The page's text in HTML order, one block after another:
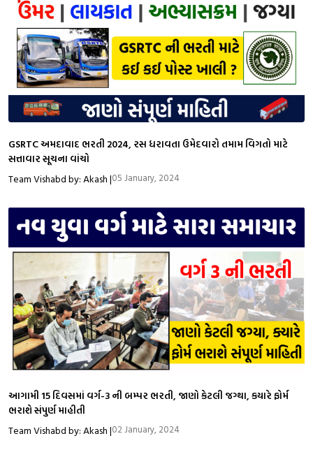
GSRTC અમદાવાદ ભરતી 2024, રસ ધરાવતા ઉમેદવારો તમામ વિગતો માટે
સત્તાવાર સૂચના વાંચો
Team Vishabd by: Akash |05 January, 2024
આગામી 15 દિવસમાં વર્ગ-3 ની બમ્પર ભરતી, જાણો કેટલી જગ્થા, કયારે ફોર્મ
ભરાશે સંપુર્ણ માહીતી
Team Vishabd by: Akash |02 January, 2024